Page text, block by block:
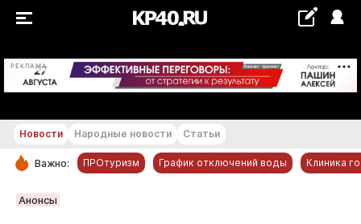
РЕКЛАМА +18...+19 °С
РУБРИКИ
Новости Народные новости Статьи
Важно: ПРОтуризм График отключений воды Клиника
Анонсы